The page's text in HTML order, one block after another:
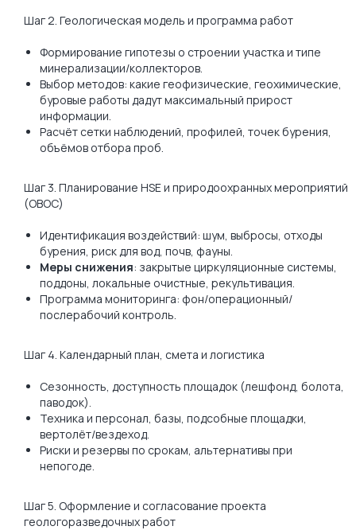
Шаг 2. Геологическая модель и программа работ
Формирование гипотезы о строении участка и типе
минерализации/коллекторов.
Выбор методов: какие геофизические, геохимические,
буровые работы дадут максимальный прирост
информации.
Расчёт сетки наблюдений, профилей, точек бурения,
объёмов отбора проб.
Шаг 3. Планирование HSE и природоохранных мероприятий
(ОВОС)
Идентификация воздействий: шум, выбросы, отходы
бурения, риск для вод, почв, фауны.
Меры снижения: закрытые циркуляционные системы,
поддоны, локальные очистные, рекультивация.
Программа мониторинга: фон/операционный/
послерабочий контроль.
Шаг 4. Календарный план, смета и логистика
Сезонность, доступность площадок (лешфонд, болота,
паводок).
Техника и персонал, базы, подсобные площадки,
вертолёт/вездеход.
Риски и резервы по срокам, альтернативы при
непогоде.
Шаг 5. Оформление и согласование проекта
геологоразведочных работ